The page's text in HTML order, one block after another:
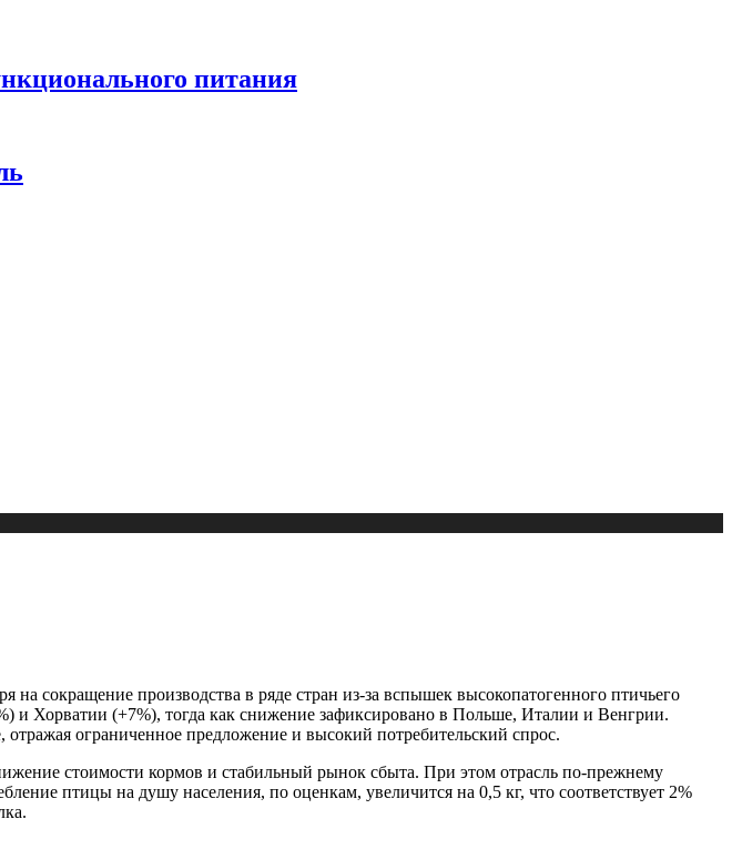
питания
сокращение производства в ряде стран из-за вспышек высокопатогенного птичьего
и Хорватии (+7%), тогда как снижение зафиксировано в Польше, Италии и Венгрии.
ограниченное предложение и высокий потребительский спрос.
стоимости кормов и стабильный рынок сбыта. При этом отрасль по-прежнему
птицы на душу населения, по оценкам, увеличится на 0,5 кг, что соответствует 2%